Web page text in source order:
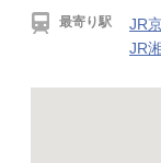
最寄り駅
JR
JR